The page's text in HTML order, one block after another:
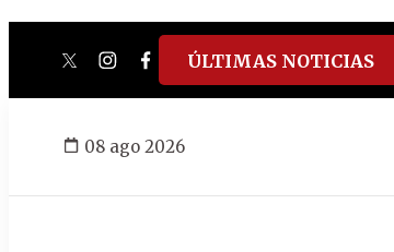
twitterinstagram
facebook
tiktokyoutube
spotify
ÚLTIMAS NOTICIAS
08 ago 2026